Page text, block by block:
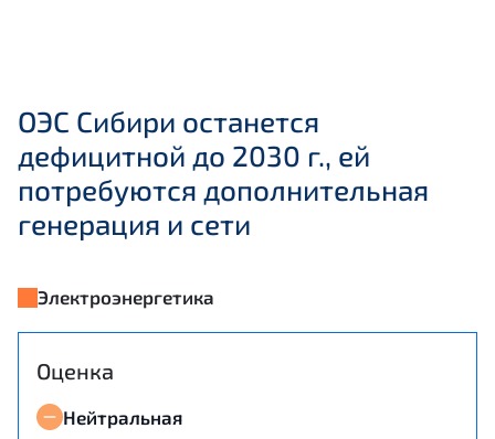
ОЭС Сибири останется
дефицитной до 2030 г., ей
потребуются дополнительная
генерация и сети
Электроэнергетика
Оценка
Нейтральная